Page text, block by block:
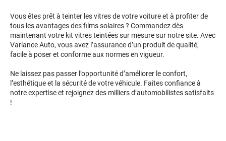
Vous êtes prêt à teinter les vitres de votre voiture et à profiter de
tous les avantages des films solaires ? Commandez dès
maintenant votre kit vitres teintées sur mesure sur notre site. Avec
Variance Auto, vous avez l’assurance d’un produit de qualité,
facile à poser et conforme aux normes en vigueur.
Ne laissez pas passer l’opportunité d’améliorer le confort,
l’esthétique et la sécurité de votre véhicule. Faites confiance à
notre expertise et rejoignez des milliers d’automobilistes satisfaits
!